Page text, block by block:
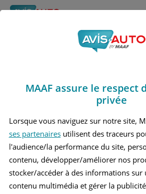
Obtenir un devis
Avis Chevrolet
CHEVROLET REZZO 1 MONOSPACE
MAAF assure le respect
privée
Lorsque vous naviguez sur notre site,
ses partenairesutilisent des traceurs
l'audience/la performance du site,
contenu, développer/améliorer nos
stocker/accéder à des informations
contenu multimédia et gérer la